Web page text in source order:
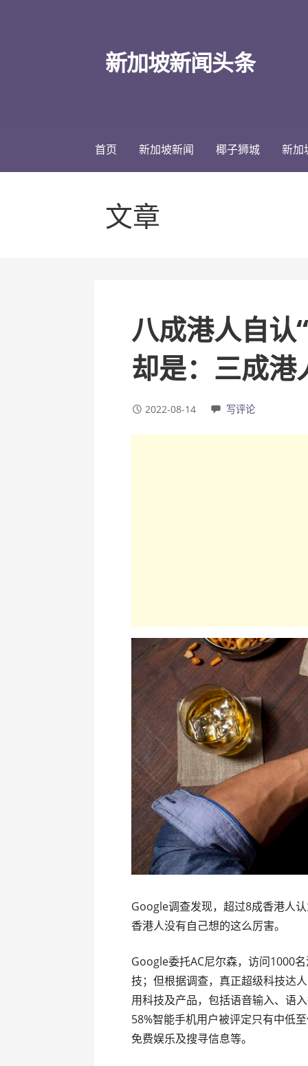
新加坡新闻头条
首页 新加坡新闻 椰子狮城 新加
文章
八成港人自认
却是：三成港
2022-08-14 写评论
Google调查发现，超过8成香港人
香港人没有自己想的这么厉害。
Google委托AC尼尔森，访问1000
技；但根据调查，真正超级科技达
用科技及产品，包括语音输入、语
58%智能手机用户被评定只有中低
免费娱乐及搜寻信息等。